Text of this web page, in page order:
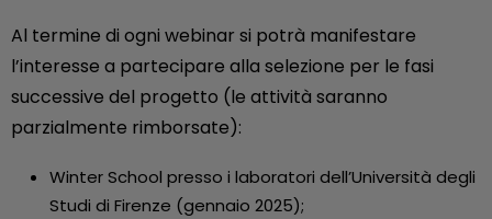
Al termine di ogni webinar si potrà manifestare
l’interesse a partecipare alla selezione per le fasi
successive del progetto (le attività saranno
parzialmente rimborsate):
Winter School presso i laboratori dell’Università degli
Studi di Firenze (gennaio 2025);